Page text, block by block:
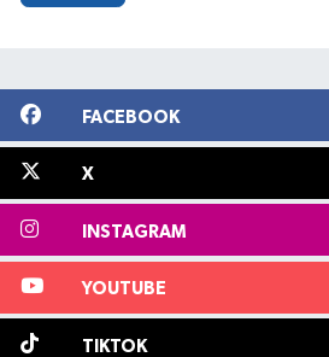
FACEBOOK
X
INSTAGRAM
YOUTUBE
TIKTOK